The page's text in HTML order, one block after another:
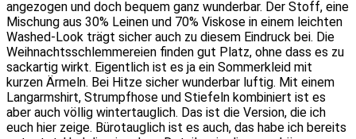
angezogen und doch bequem ganz wunderbar. Der Stoff, eine
Mischung aus 30% Leinen und 70% Viskose in einem leichten
Washed-Look trägt sicher auch zu diesem Eindruck bei. Die
Weihnachtsschlemmereien finden gut Platz, ohne dass es zu
sackartig wirkt. Eigentlich ist es ja ein Sommerkleid mit
kurzen Ärmeln. Bei Hitze sicher wunderbar luftig. Mit einem
Langarmshirt, Strumpfhose und Stiefeln kombiniert ist es
aber auch völlig wintertauglich. Das ist die Version, die ich
euch hier zeige. Bürotauglich ist es auch, das habe ich bereits